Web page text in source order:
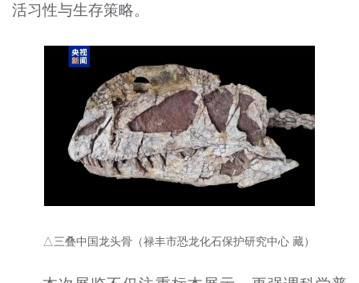
活习性与生存策略。
△三叠中国龙头骨（禄丰市恐龙化石保护研究中心 藏）